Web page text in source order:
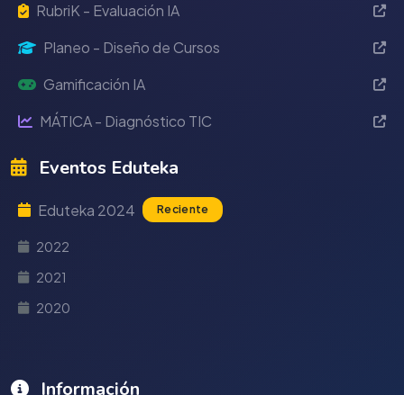
RubriK - Evaluación IA
Planeo - Diseño de Cursos
Gamificación IA
MÁTICA - Diagnóstico TIC
Eventos Eduteka
Eduteka 2024 Reciente
2022
2021
2020
Información